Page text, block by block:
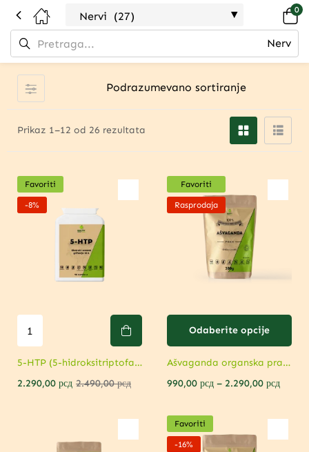
0
Prikaz 1–12 od 26 rezultata
-8%
Favoriti
5-HTP (5-hidroksitriptofan) 90 kapsula – Podržava raspoloženje
2.290,00 рсд 2.490,00рсд
Rasprodaja
Favoriti
Odaberite opcije
Ašvaganda organska prah ili KSM-66 90 kapsula – Adaptogen
990,00 рсд – 2.290,00 рсд
-16%
Favoriti